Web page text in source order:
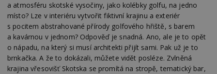
a atmosféru skotské vysočiny, jako kolébky golfu, na jedno
místo? Lze v interiéru vytvořit fiktivní krajinu a exteriér
s pocitem abstrahované přírody golfového hřiště, s barem
a kavárnou v jednom? Odpověď je snadná. Ano, ale je to opět
o nápadu, na který si musí architekti přijít sami. Pak už je to
brnkačka. A že to dokázali, můžete vidět posléze. Zvlněná
krajina vřesovišť Skotska se promítá na stropě, tematický bar,